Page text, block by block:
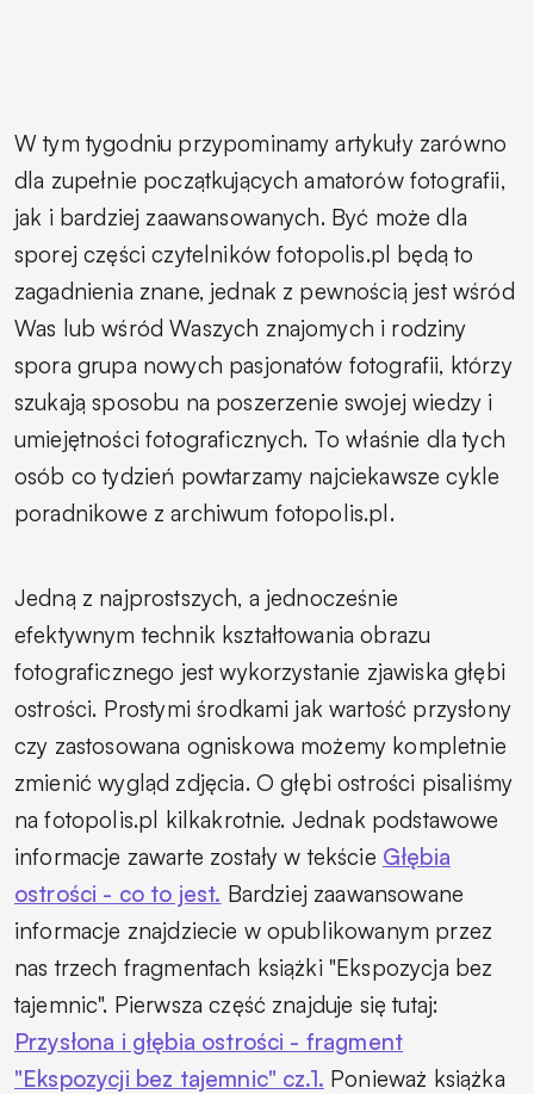
W tym tygodniu przypominamy artykuły zarówno
dla zupełnie początkujących amatorów fotografii,
jak i bardziej zaawansowanych. Być może dla
sporej części czytelników fotopolis.pl będą to
zagadnienia znane, jednak z pewnością jest wśród
Was lub wśród Waszych znajomych i rodziny
spora grupa nowych pasjonatów fotografii, którzy
szukają sposobu na poszerzenie swojej wiedzy i
umiejętności fotograficznych. To właśnie dla tych
osób co tydzień powtarzamy najciekawsze cykle
poradnikowe z archiwum fotopolis.pl.
Jedną z najprostszych, a jednocześnie
efektywnym technik kształtowania obrazu
fotograficznego jest wykorzystanie zjawiska głębi
ostrości. Prostymi środkami jak wartość przysłony
czy zastosowana ogniskowa możemy kompletnie
zmienić wygląd zdjęcia. O głębi ostrości pisaliśmy
na fotopolis.pl kilkakrotnie. Jednak podstawowe
informacje zawarte zostały w tekście Głębia
ostrości - co to jest. Bardziej zaawansowane
informacje znajdziecie w opublikowanym przez
nas trzech fragmentach książki "Ekspozycja bez
tajemnic". Pierwsza część znajduje się tutaj:
Przysłona i głębia ostrości - fragment
"Ekspozycji bez tajemnic" cz.1. Ponieważ książka